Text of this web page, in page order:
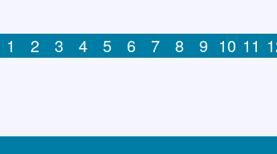
1 2 3 4 5 6 7 8 9 10 11